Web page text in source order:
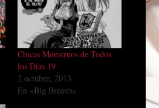
Chicas Monstruos de Todos
los Días 19
2 octubre, 2013
En «Big Breasts»